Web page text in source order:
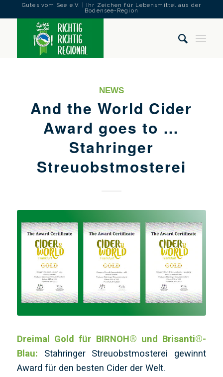
Gutes vom See e.V. | Ihr Zeichen für Lebensmittel aus der
Bodensee-Region
NEWS
And the World Cider
Award goes to …
Stahringer
Streuobstmosterei
Dreimal Gold für BIRNOH® und Brisanti®-
Blau: Stahringer Streuobstmosterei gewinnt
Award für den besten Cider der Welt.